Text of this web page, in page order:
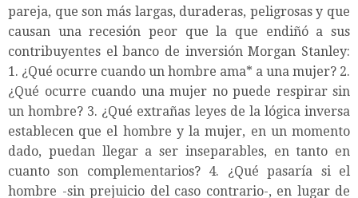
pareja, que son más largas, duraderas, peligrosas y que
causan una recesión peor que la que endiñó a sus
contribuyentes el banco de inversión Morgan Stanley:
1. ¿Qué ocurre cuando un hombre ama* a una mujer? 2.
¿Qué ocurre cuando una mujer no puede respirar sin
un hombre? 3. ¿Qué extrañas leyes de la lógica inversa
establecen que el hombre y la mujer, en un momento
dado, puedan llegar a ser inseparables, en tanto en
cuanto son complementarios? 4. ¿Qué pasaría si el
hombre -sin prejuicio del caso contrario-, en lugar de